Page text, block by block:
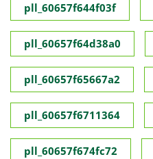
pll_60657f644f03f
pll_60657f64d38a0
pll_60657f65667a2
pll_60657f6711364
pll_60657f674fc72